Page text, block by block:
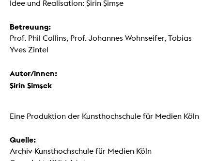
Idee und Realisation: Şirin Şimşe
Betreuung:
Prof. Phil Collins, Prof. Johannes Wohnseifer, Tobias
Yves Zintel
Autor/innen:
Şirin Şimşek
Eine Produktion der Kunsthochschule für Medien Köln
Quelle:
Archiv Kunsthochschule für Medien Köln